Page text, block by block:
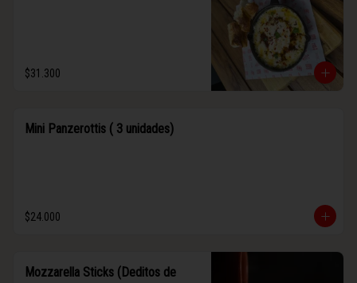
$31.300
Mini Panzerottis ( 3 unidades)
$24.000
Mozzarella Sticks (Deditos de